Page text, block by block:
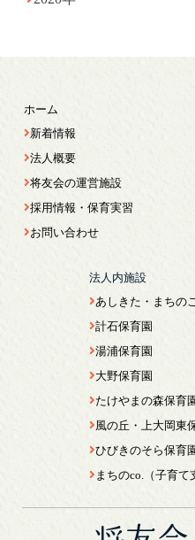
ホーム
新着情報
法人概要
将友会の運営施設
採用情報・保育実習
お問い合わせ
法人内施設
あしきた・まちの
計石保育園
湯浦保育園
大野保育園
たけやまの森保育
風の丘・上大岡東
ひびきのそら保育
まちのco.（子育て